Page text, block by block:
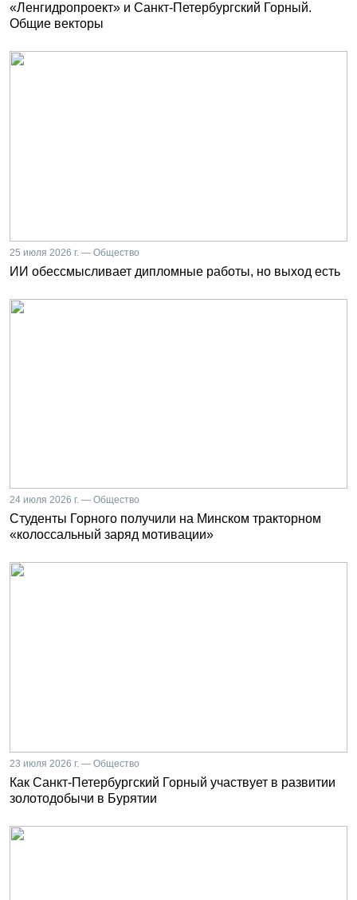
«Ленгидропроект» и Санкт-Петербургский Горный.
Общие векторы
25 июля 2026 г. — Общество
ИИ обессмысливает дипломные работы, но выход есть
24 июля 2026 г. — Общество
Студенты Горного получили на Минском тракторном
«колоссальный заряд мотивации»
23 июля 2026 г. — Общество
Как Санкт-Петербургский Горный участвует в развитии
золотодобычи в Бурятии